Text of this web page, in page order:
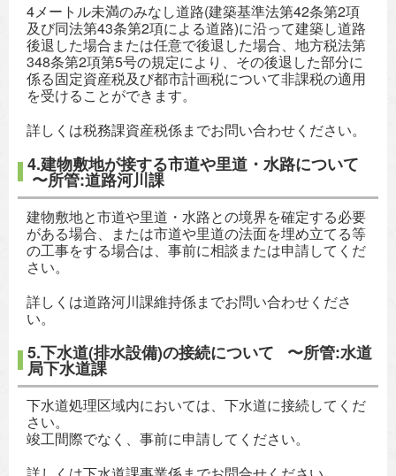
4メートル未満のみなし道路(建築基準法第42条第2項
及び同法第43条第2項による道路)に沿って建築し道路
後退した場合または任意で後退した場合、地方税法第
348条第2項第5号の規定により、その後退した部分に
係る固定資産税及び都市計画税について非課税の適用
を受けることができます。
詳しくは税務課資産税係までお問い合わせください。
4.建物敷地が接する市道や里道・水路について
〜所管:道路河川課
建物敷地と市道や里道・水路との境界を確定する必要
がある場合、または市道や里道の法面を埋め立てる等
の工事をする場合は、事前に相談または申請してくだ
さい。
詳しくは道路河川課維持係までお問い合わせくださ
い。
5.下水道(排水設備)の接続について 〜所管:水道
局下水道課
下水道処理区域内においては、下水道に接続してくだ
さい。
竣工間際でなく、事前に申請してください。